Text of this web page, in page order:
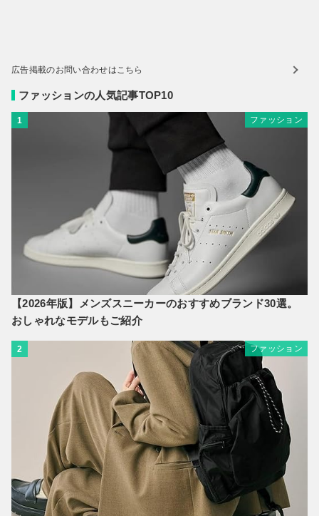
広告掲載のお問い合わせはこちら
ファッションの人気記事TOP10
1 ファッション
【2026年版】メンズスニーカーのおすすめブランド30選。
おしゃれなモデルもご紹介
2 ファッション